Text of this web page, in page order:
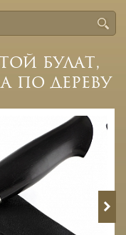
булат,
по дереву